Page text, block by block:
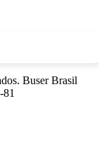
Buser Brasil